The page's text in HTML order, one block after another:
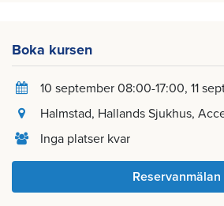
Boka kursen
10 september 08:00-17:00 11
Halmstad, Hallands Sjukhus,
Inga platser kvar
Reservanmälan